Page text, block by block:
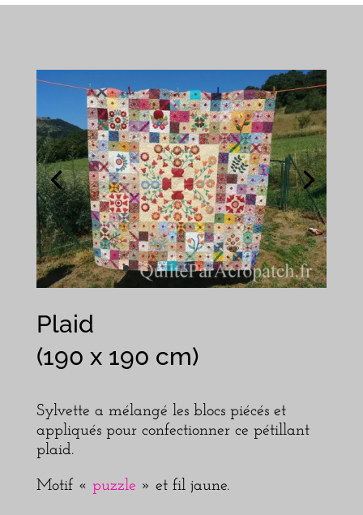
Plaid
(190 x 190 cm)
Sylvette a mélangé les blocs piécés et
appliqués pour confectionner ce pétillant
plaid.
Motif « puzzle » et fil jaune.